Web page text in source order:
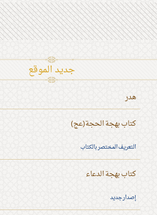
جديد الموقع
هدر
كتاب بهجة الحجة(عج)
التعريف المختصر بالكتاب
كتاب بهجة الدعاء
إصدار جديد